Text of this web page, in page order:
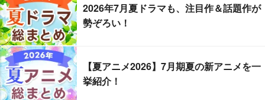
2026年7月夏ドラマも、注目作＆話題作が
勢ぞろい！
【夏アニメ2026】7月期夏の新アニメを一
挙紹介！